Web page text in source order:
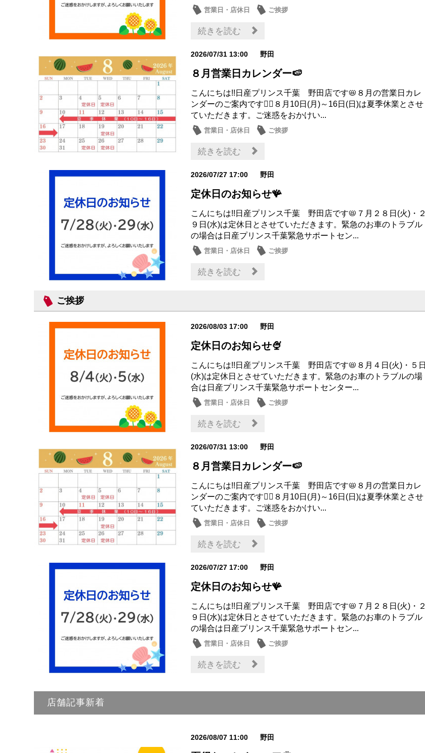
営業日・店休日 ご挨拶
続きを読む
2026/07/31 13:00 野田
８月営業日カレンダー🍉
こんにちは!!日産プリンス千葉 野田店です📛８月の営業日カレ
ンダーのご案内です💁‍♀️８月10日(月)～16日(日)は夏季休業とさせ
ていただきます。ご迷惑をおかけい...
営業日・店休日 ご挨拶
続きを読む
2026/07/27 17:00 野田
定休日のお知らせ🪸
こんにちは!!日産プリンス千葉 野田店です📛７月２８日(火)・２
９日(水)は定休日とさせていただきます。緊急のお車のトラブル
の場合は日産プリンス千葉緊急サポートセン...
営業日・店休日 ご挨拶
続きを読む
ご挨拶
2026/08/03 17:00 野田
定休日のお知らせ🍨
こんにちは!!日産プリンス千葉 野田店です📛８月４日(火)・５日
(水)は定休日とさせていただきます。緊急のお車のトラブルの場
合は日産プリンス千葉緊急サポートセンター...
営業日・店休日 ご挨拶
続きを読む
2026/07/31 13:00 野田
８月営業日カレンダー🍉
こんにちは!!日産プリンス千葉 野田店です📛８月の営業日カレ
ンダーのご案内です💁‍♀️８月10日(月)～16日(日)は夏季休業とさせ
ていただきます。ご迷惑をおかけい...
営業日・店休日 ご挨拶
続きを読む
2026/07/27 17:00 野田
定休日のお知らせ🪸
こんにちは!!日産プリンス千葉 野田店です📛７月２８日(火)・２
９日(水)は定休日とさせていただきます。緊急のお車のトラブル
の場合は日産プリンス千葉緊急サポートセン...
営業日・店休日 ご挨拶
続きを読む
店舗記事新着
2026/08/07 11:00 野田